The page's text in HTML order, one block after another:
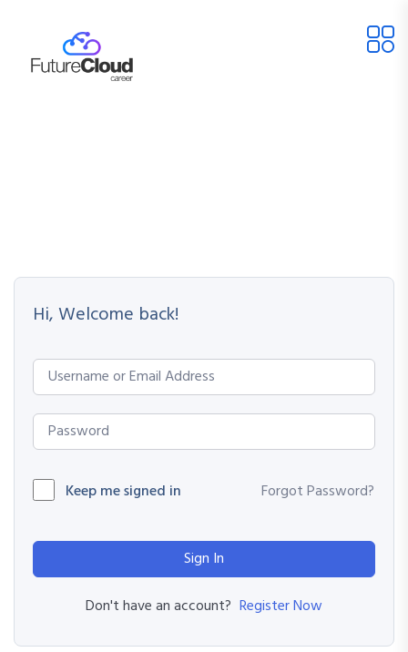
Hi, Welcome back!
Keep me signed in Forgot Password?
Sign In
Don't have an account? Register Now